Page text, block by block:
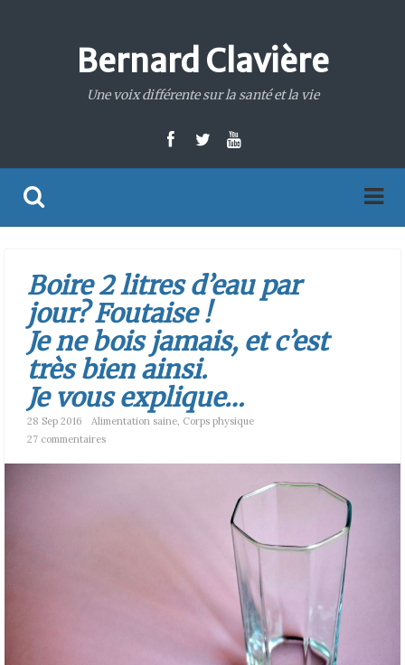
Bernard Clavière
Une voix différente sur la santé et la vie
Boire 2 litres d’eau par
jour? Foutaise !
Je ne bois jamais, et c’est
très bien ainsi.
Je vous explique…
28 Sep 2016 Alimentation saine, Corps physique
27 commentaires